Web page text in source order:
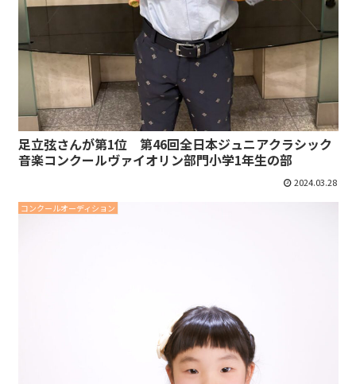
足立弦さんが第1位 第46回全日本ジュニアクラシック
音楽コンクールヴァイオリン部門小学1年生の部
2024.03.28
コンクールオーディション